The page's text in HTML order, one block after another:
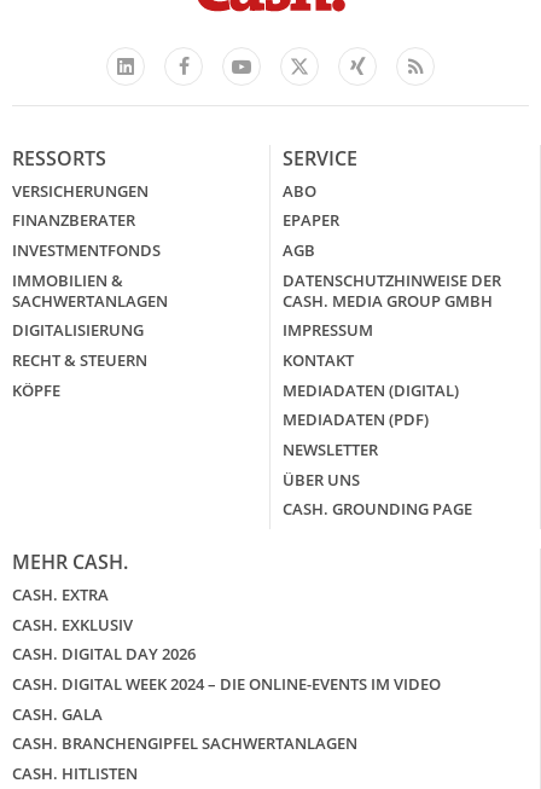
LinkedIn
FacebookYouTube
X
Xing Feed
RESSORTS
VERSICHERUNGEN
FINANZBERATER
INVESTMENTFONDS
IMMOBILIEN &
SACHWERTANLAGEN
DIGITALISIERUNG
RECHT & STEUERN
KÖPFE
SERVICE
ABO
EPAPER
AGB
DATENSCHUTZHINWEISE DER
CASH. MEDIA GROUP GMBH
IMPRESSUM
KONTAKT
MEDIADATEN (DIGITAL)
MEDIADATEN (PDF)
NEWSLETTER
ÜBER UNS
CASH. GROUNDING PAGE
MEHR CASH.
CASH. EXTRA
CASH. EXKLUSIV
CASH. DIGITAL DAY 2026
CASH. DIGITAL WEEK 2024 – DIE ONLINE-EVENTS IM VIDEO
CASH. GALA
CASH. BRANCHENGIPFEL SACHWERTANLAGEN
CASH. HITLISTEN